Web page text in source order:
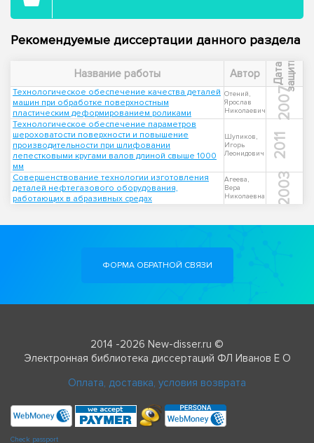
Рекомендуемые диссертации данного раздела
Название работы Автор Д
а
т
а
з
а
щ
и
т ы
Технологическое обеспечение качества деталей
машин при обработке поверхностным
пластическим деформированием роликами
Отений,
Ярослав
Николаевич
2007
Технологическое обеспечение параметров
шероховатости поверхности и повышение
производительности при шлифовании
лепестковыми кругами валов длиной свыше 1000
мм
Шупиков,
Игорь
Леонидович
2011
Совершенствование технологии изготовления
деталей нефтегазового оборудования,
работающих в абразивных средах
Агеева,
Вера
Николаевна
2003
ФОРМА ОБРАТНОЙ СВЯЗИ
2014 -2026 New-disser.ru ©
Электронная библиотека диссертаций ФЛ Иванов Е О
Оплата, доставка, условия возврата
Check passport